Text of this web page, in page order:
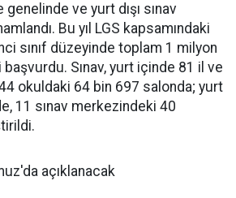
ve yurt dışı sınav
Bu yıl LGS kapsamındaki
sınıf düzeyinde toplam 1 milyon
Sınav, yurt içinde 81 il ve
okuldaki 64 bin 697 salonda; yurt
11 sınav merkezindeki 40
açıklanacak